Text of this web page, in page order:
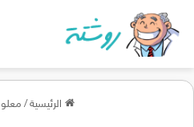
الرئيسية /